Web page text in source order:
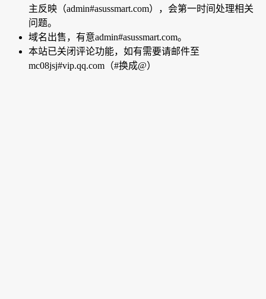
主反映（admin#asussmart.com），会第一时间处理相关
问题。
域名出售，有意admin#asussmart.com。
本站已关闭评论功能，如有需要请邮件至
mc08jsj#vip.qq.com（#换成@）